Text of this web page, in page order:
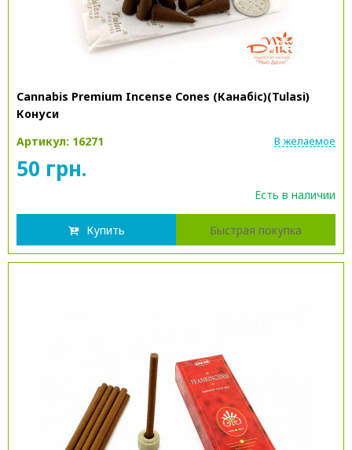
Cannabis Premium Incense Cones (Канабіс)(Tulasi)
Конуси
Артикул: 16271
В желаемое
50 грн.
Есть в наличии
Купить Быстрая покупка